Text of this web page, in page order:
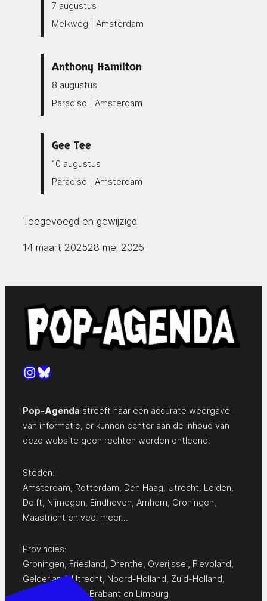
7 augustus
Melkweg | Amsterdam
Anthony Hamilton
8 augustus
Paradiso | Amsterdam
Gee Tee
10 augustus
Paradiso | Amsterdam
Toegevoegd en gewijzigd:
14 maart 202528 mei 2025
Instagram
Bluesky
Pop-Agenda streeft naar een accurate weergave
van informatie, er kunnen echter aan de inhoud van
deze website geen rechten worden ontleend.
Steden:
Amsterdam Rotterdam Den Haag Utrecht Leiden
Delft Nijmegen Eindhoven Arnhem Groningen
Maastricht en veel meer…
Provincies:
Groningen, Friesland, Drenthe, Overijssel, Flevoland,
Gelderland,Utrecht, Noord-Holland, Zuid-Holland,
Zeeland
Noord-Brabant en Limburg